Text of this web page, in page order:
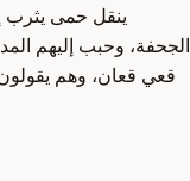
ينقل حمى يثرب
الجحفة، وحبب إليهم
قعي قعان، وهم